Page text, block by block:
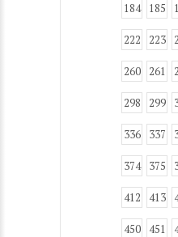
184 185
222 223
260 261
298 299
336 337
374 375
412 413
450 451